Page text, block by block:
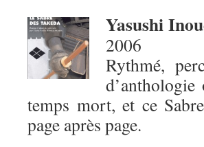
Yasushi
2006
Rythmé,
d’anthologie
temps mort, et ce
page après page.